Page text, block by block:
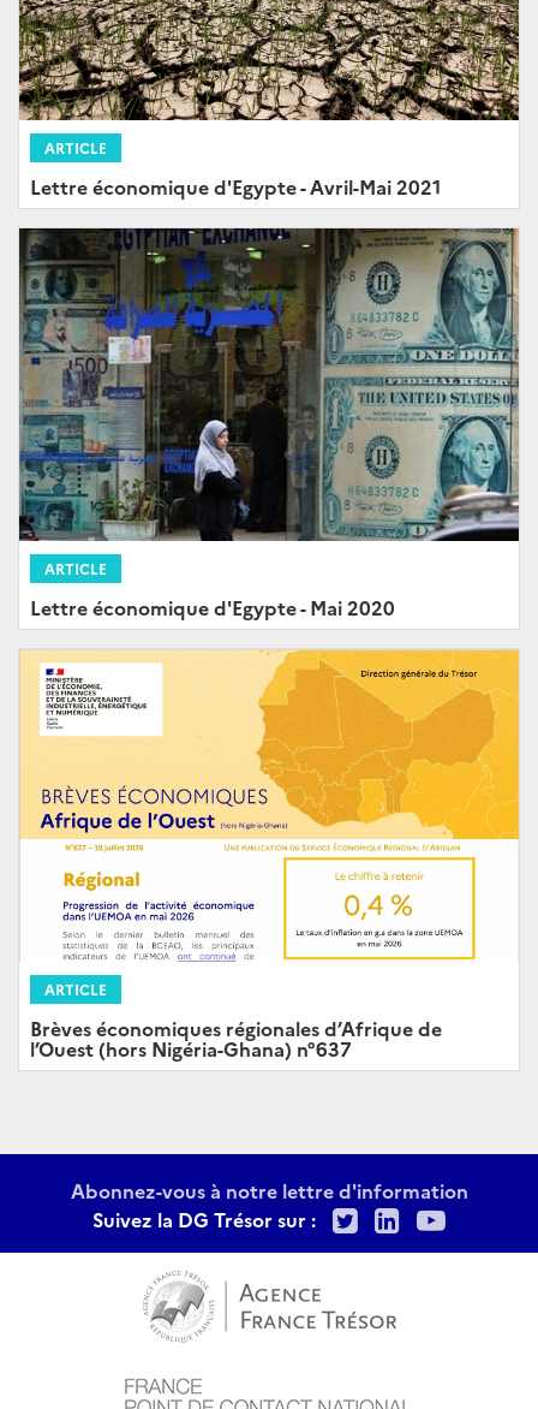
ARTICLE
Lettre économique d'Egypte - Avril-Mai 2021
ARTICLE
Lettre économique d'Egypte - Mai 2020
ARTICLE
Brèves économiques régionales d’Afrique de
l’Ouest (hors Nigéria-Ghana) n°637
Abonnez-vous à notre lettre d'information
Suivez la DG Trésor sur :
TwitterLinkedIn